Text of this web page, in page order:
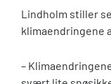
Lindholm stiller
klimaendringene
–